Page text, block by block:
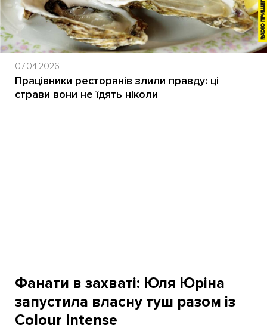
07.04.2026
Працівники ресторанів злили правду: ці
страви вони не їдять ніколи
Фанати в захваті: Юля Юріна
запустила власну туш разом із
Colour Intense